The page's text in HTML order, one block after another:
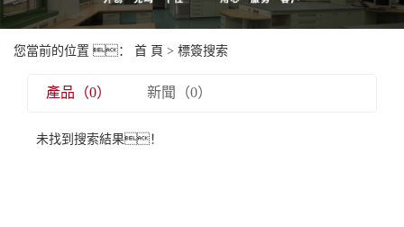
您當前的位置 ： 首 頁 > 標簽搜索
產品（0） 新聞（0）
未找到搜索結果！